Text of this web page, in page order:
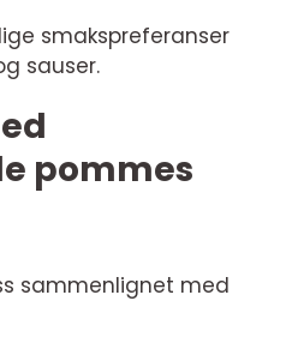
smakspreferanser
sauser.
pommes
sammenlignet med